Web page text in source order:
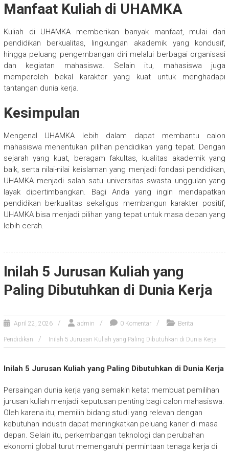
Manfaat Kuliah di UHAMKA
Kuliah di UHAMKA memberikan banyak manfaat, mulai dari
pendidikan berkualitas, lingkungan akademik yang kondusif,
hingga peluang pengembangan diri melalui berbagai organisasi
dan kegiatan mahasiswa. Selain itu, mahasiswa juga
memperoleh bekal karakter yang kuat untuk menghadapi
tantangan dunia kerja.
Kesimpulan
Mengenal UHAMKA lebih dalam dapat membantu calon
mahasiswa menentukan pilihan pendidikan yang tepat. Dengan
sejarah yang kuat, beragam fakultas, kualitas akademik yang
baik, serta nilai-nilai keislaman yang menjadi fondasi pendidikan,
UHAMKA menjadi salah satu universitas swasta unggulan yang
layak dipertimbangkan. Bagi Anda yang ingin mendapatkan
pendidikan berkualitas sekaligus membangun karakter positif,
UHAMKA bisa menjadi pilihan yang tepat untuk masa depan yang
lebih cerah.
Inilah 5 Jurusan Kuliah yang
Paling Dibutuhkan di Dunia Kerja
April 22, 2026 admin 0 Komentar Berita
Pendidikan Inilah 5 Jurusan Kuliah yang Paling Dibutuhkan di Dunia Kerja
Inilah 5 Jurusan Kuliah yang Paling Dibutuhkan di Dunia Kerja
Persaingan dunia kerja yang semakin ketat membuat pemilihan
jurusan kuliah menjadi keputusan penting bagi calon mahasiswa.
Oleh karena itu, memilih bidang studi yang relevan dengan
kebutuhan industri dapat meningkatkan peluang karier di masa
depan. Selain itu, perkembangan teknologi dan perubahan
ekonomi global turut memengaruhi permintaan tenaga kerja di